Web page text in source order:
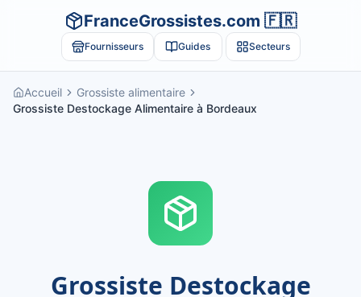
FranceGrossistes.com 🇫🇷
Fournisseurs Guides Secteurs
Accueil
Grossiste alimentaire
Grossiste Destockage Alimentaire à Bordeaux
Grossiste Destockage